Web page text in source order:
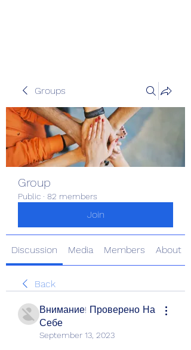
Groups
Group
Public · 82 members
Join
Discussion Media Members About
Back
Внимание! Проверено На
Себе
September 13, 2023